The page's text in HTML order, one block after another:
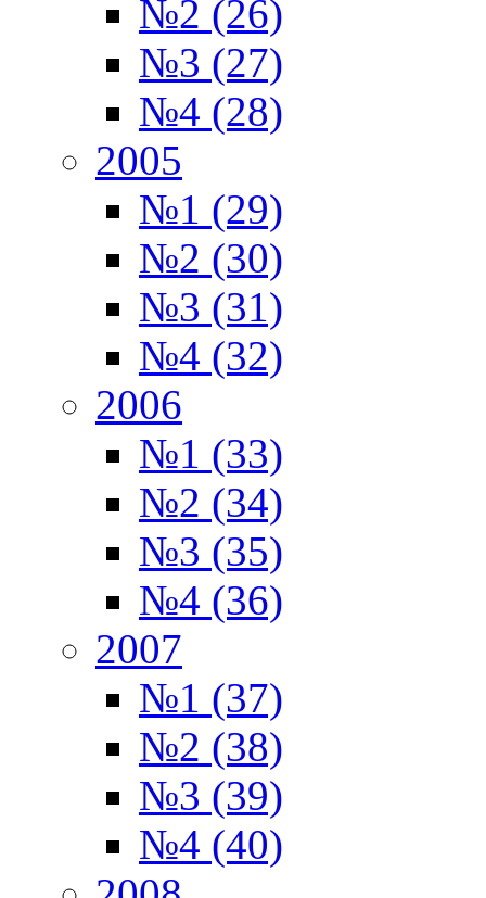
№2 (26)
№3 (27)
№4 (28)
2005
№1 (29)
№2 (30)
№3 (31)
№4 (32)
2006
№1 (33)
№2 (34)
№3 (35)
№4 (36)
2007
№1 (37)
№2 (38)
№3 (39)
№4 (40)